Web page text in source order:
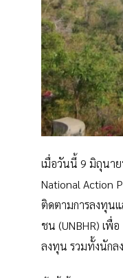
เมื่อวันนี้ 9 มิถุนา
National Action
ติดตามการลงทุน
ชน (UNBHR) เพื่
ลงทุน รวมทั้งนัก